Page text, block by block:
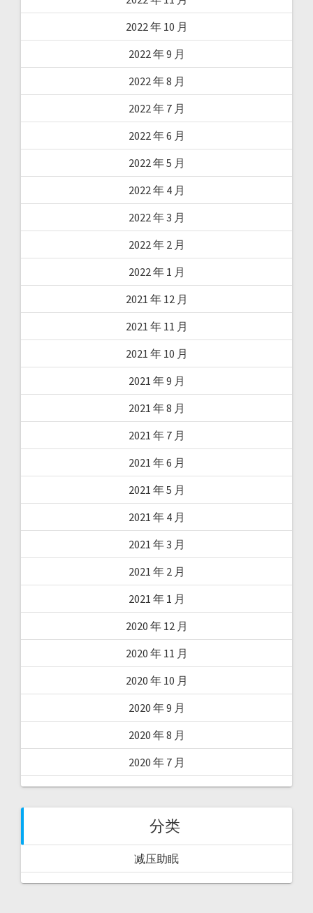
2022 年 10 月
2022 年 9 月
2022 年 8 月
2022 年 7 月
2022 年 6 月
2022 年 5 月
2022 年 4 月
2022 年 3 月
2022 年 2 月
2022 年 1 月
2021 年 12 月
2021 年 11 月
2021 年 10 月
2021 年 9 月
2021 年 8 月
2021 年 7 月
2021 年 6 月
2021 年 5 月
2021 年 4 月
2021 年 3 月
2021 年 2 月
2021 年 1 月
2020 年 12 月
2020 年 11 月
2020 年 10 月
2020 年 9 月
2020 年 8 月
2020 年 7 月
分类
减压助眠